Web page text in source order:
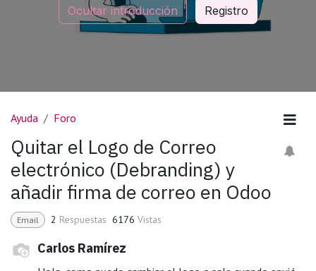
Ocultar introducción Registro
Ayuda Foro
Quitar el Logo de Correo
electrónico (Debranding) y
añadir firma de correo en Odoo
Email 2 Respuestas 6176 Vistas
Carlos Ramírez